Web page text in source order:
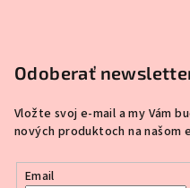
Odoberať
Vložte svoj e-mail a my Vám
nových produktoch na našom
Email